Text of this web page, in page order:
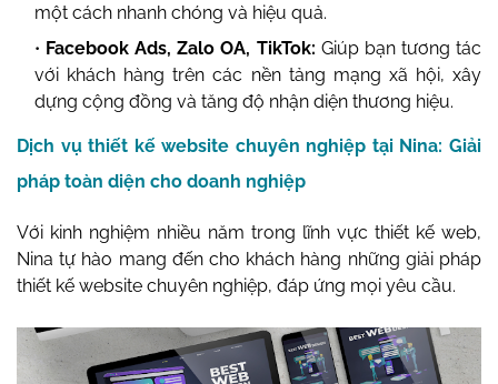
một cách nhanh chóng và hiệu quả.
Facebook Ads, Zalo OA, TikTok: Giúp bạn tương tác
với khách hàng trên các nền tảng mạng xã hội, xây
dựng cộng đồng và tăng độ nhận diện thương hiệu.
Dịch vụ thiết kế website chuyên nghiệp tại Nina: Giải
pháp toàn diện cho doanh nghiệp
Với kinh nghiệm nhiều năm trong lĩnh vực thiết kế web,
Nina tự hào mang đến cho khách hàng những giải pháp
thiết kế website chuyên nghiệp, đáp ứng mọi yêu cầu.